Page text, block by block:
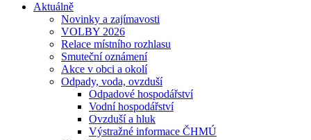
Aktuálně
Novinky a zajímavosti
VOLBY 2026
Relace místního rozhlasu
Smuteční oznámení
Akce v obci a okolí
Odpady, voda, ovzduší
Odpadové hospodářství
Vodní hospodářství
Ovzduší a hluk
Výstražné informace ČHMÚ